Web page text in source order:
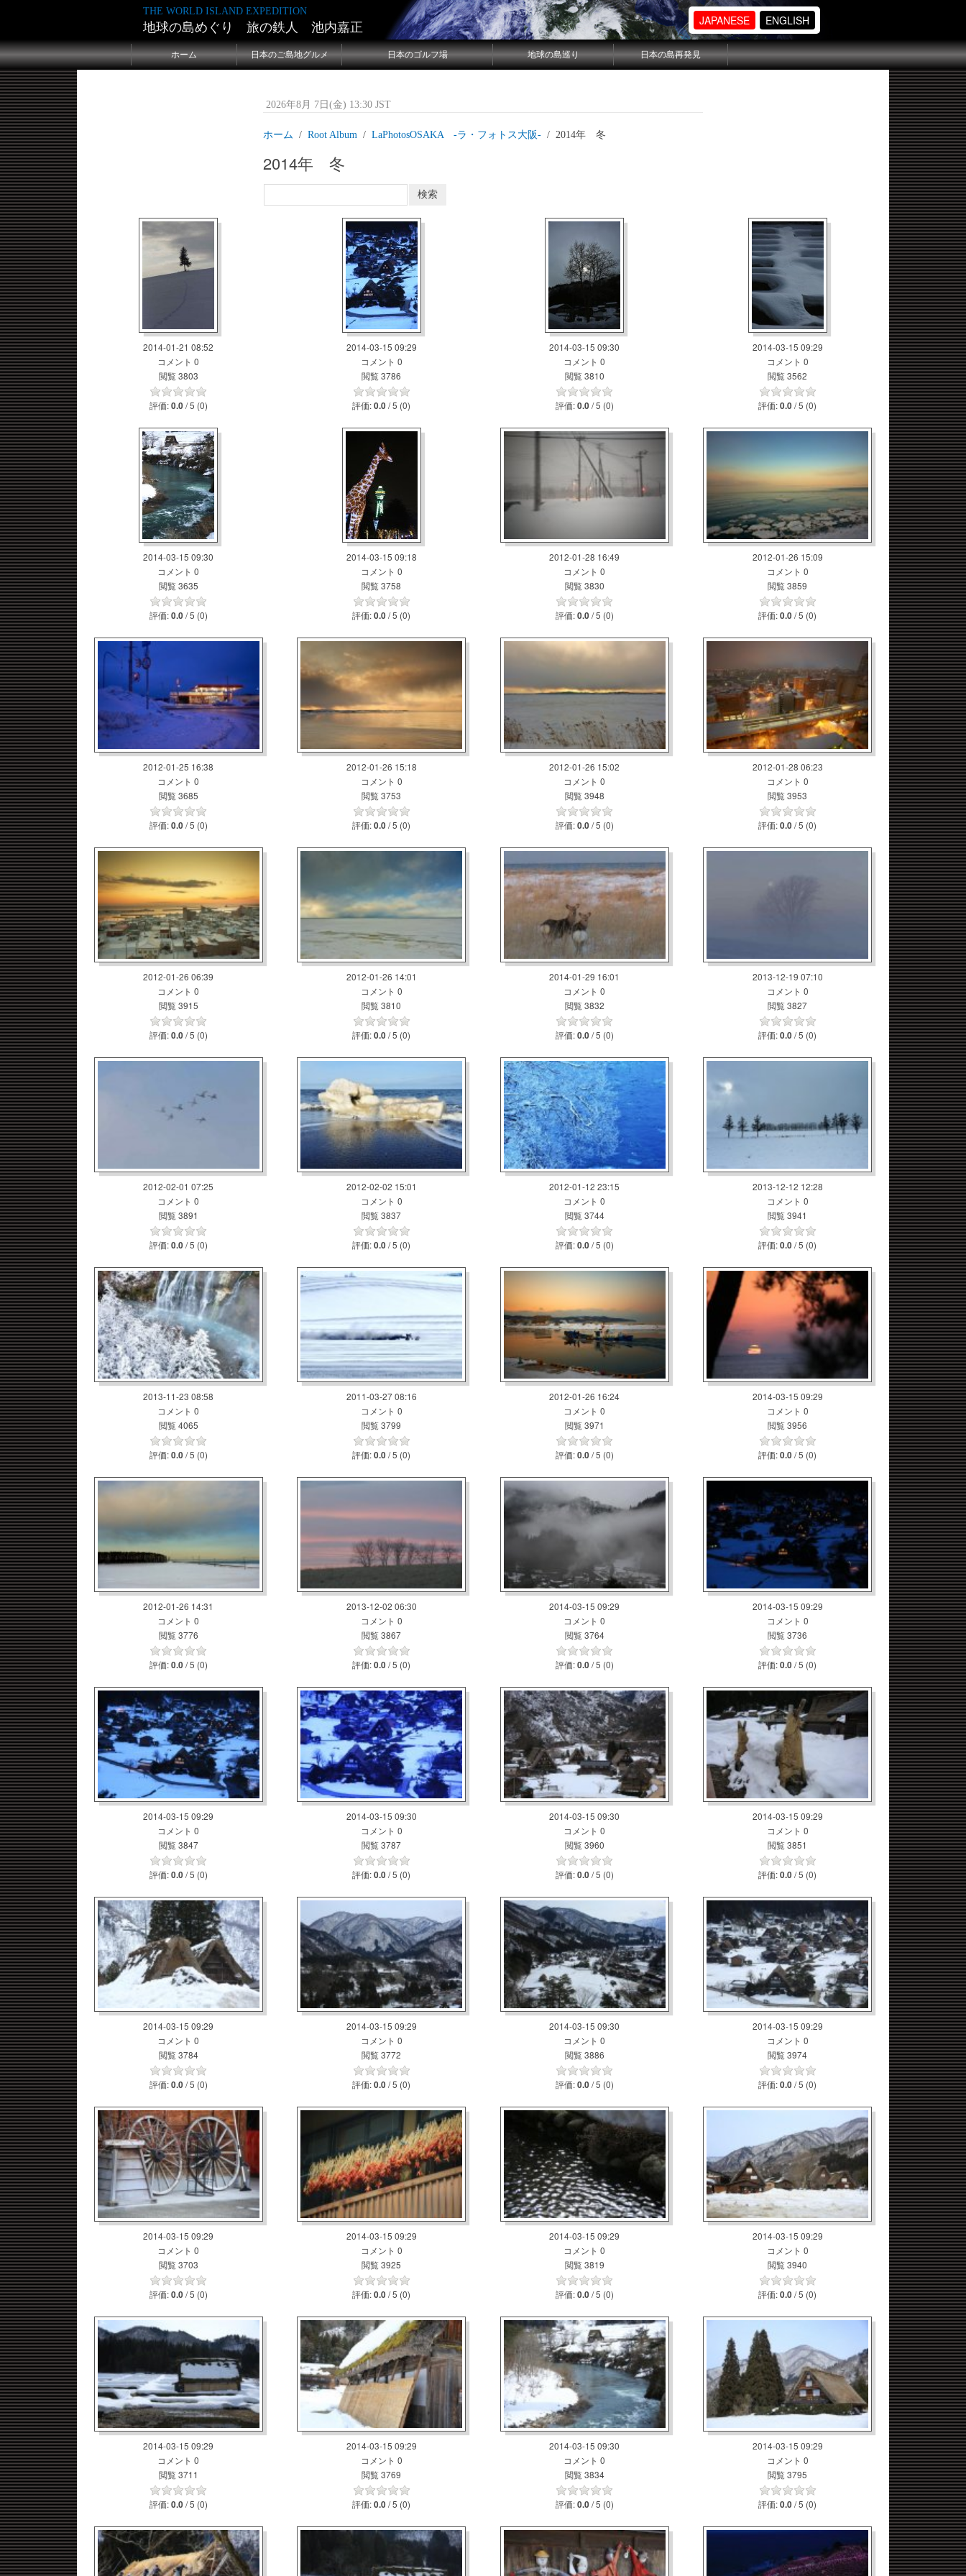
THE WORLD ISLAND EXPEDITION
地球の島めぐり 旅の鉄人 池内嘉正 JAPANESE ENGLISH
ホーム 日本のご島地グルメ 日本のゴルフ場 地球の島巡り 日本の島再発見
2026年8月 7日(金) 13:30 JST
ホーム Root Album LaPhotosOSAKA -ラ・フォトス大阪‐ 2014年 冬
2014年 冬
2014-01-21 08:52
コメント 0
閲覧 3803
評価:0.0 / 5 (0)
2014-03-15 09:29
コメント 0
閲覧 3786
評価:0.0 / 5 (0)
2014-03-15 09:30
コメント 0
閲覧 3810
評価:0.0 / 5 (0)
2014-03-15 09:29
コメント 0
閲覧 3562
評価:0.0 / 5 (0)
2014-03-15 09:30
コメント 0
閲覧 3635
評価:0.0 / 5 (0)
2014-03-15 09:18
コメント 0
閲覧 3758
評価:0.0 / 5 (0)
2012-01-28 16:49
コメント 0
閲覧 3830
評価:0.0 / 5 (0)
2012-01-26 15:09
コメント 0
閲覧 3859
評価:0.0 / 5 (0)
2012-01-25 16:38
コメント 0
閲覧 3685
評価:0.0 / 5 (0)
2012-01-26 15:18
コメント 0
閲覧 3753
評価:0.0 / 5 (0)
2012-01-26 15:02
コメント 0
閲覧 3948
評価:0.0 / 5 (0)
2012-01-28 06:23
コメント 0
閲覧 3953
評価:0.0 / 5 (0)
2012-01-26 06:39
コメント 0
閲覧 3915
評価:0.0 / 5 (0)
2012-01-26 14:01
コメント 0
閲覧 3810
評価:0.0 / 5 (0)
2014-01-29 16:01
コメント 0
閲覧 3832
評価:0.0 / 5 (0)
2013-12-19 07:10
コメント 0
閲覧 3827
評価:0.0 / 5 (0)
2012-02-01 07:25
コメント 0
閲覧 3891
評価:0.0 / 5 (0)
2012-02-02 15:01
コメント 0
閲覧 3837
評価:0.0 / 5 (0)
2012-01-12 23:15
コメント 0
閲覧 3744
評価:0.0 / 5 (0)
2013-12-12 12:28
コメント 0
閲覧 3941
評価:0.0 / 5 (0)
2013-11-23 08:58
コメント 0
閲覧 4065
評価:0.0 / 5 (0)
2011-03-27 08:16
コメント 0
閲覧 3799
評価:0.0 / 5 (0)
2012-01-26 16:24
コメント 0
閲覧 3971
評価:0.0 / 5 (0)
2014-03-15 09:29
コメント 0
閲覧 3956
評価:0.0 / 5 (0)
2012-01-26 14:31
コメント 0
閲覧 3776
評価:0.0 / 5 (0)
2013-12-02 06:30
コメント 0
閲覧 3867
評価:0.0 / 5 (0)
2014-03-15 09:29
コメント 0
閲覧 3764
評価:0.0 / 5 (0)
2014-03-15 09:29
コメント 0
閲覧 3736
評価:0.0 / 5 (0)
2014-03-15 09:29
コメント 0
閲覧 3847
評価:0.0 / 5 (0)
2014-03-15 09:30
コメント 0
閲覧 3787
評価:0.0 / 5 (0)
2014-03-15 09:30
コメント 0
閲覧 3960
評価:0.0 / 5 (0)
2014-03-15 09:29
コメント 0
閲覧 3851
評価:0.0 / 5 (0)
2014-03-15 09:29
コメント 0
閲覧 3784
評価:0.0 / 5 (0)
2014-03-15 09:29
コメント 0
閲覧 3772
評価:0.0 / 5 (0)
2014-03-15 09:30
コメント 0
閲覧 3886
評価:0.0 / 5 (0)
2014-03-15 09:29
コメント 0
閲覧 3974
評価:0.0 / 5 (0)
2014-03-15 09:29
コメント 0
閲覧 3703
評価:0.0 / 5 (0)
2014-03-15 09:29
コメント 0
閲覧 3925
評価:0.0 / 5 (0)
2014-03-15 09:29
コメント 0
閲覧 3819
評価:0.0 / 5 (0)
2014-03-15 09:29
コメント 0
閲覧 3940
評価:0.0 / 5 (0)
2014-03-15 09:29
コメント 0
閲覧 3711
評価:0.0 / 5 (0)
2014-03-15 09:29
コメント 0
閲覧 3769
評価:0.0 / 5 (0)
2014-03-15 09:30
コメント 0
閲覧 3834
評価:0.0 / 5 (0)
2014-03-15 09:29
コメント 0
閲覧 3795
評価:0.0 / 5 (0)